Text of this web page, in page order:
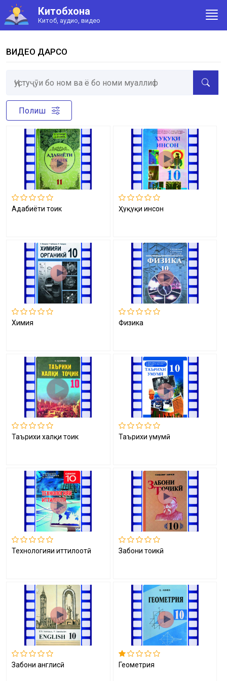
Китобхона
Китоб, аудио, видео
ВИДЕО ДАРСҲО
Полиш
Адабиёти тоҷик Ҳуқуқи инсон
Химия Физика
Таърихи халқи тоҷик Таърихи умумӣ
Технологияи иттилоотӣ Забони тоҷикӣ
Забони англисӣ Геометрия